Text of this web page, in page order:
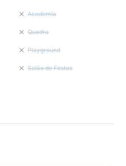
Academia
Quadra
Playground
Salão de Festas